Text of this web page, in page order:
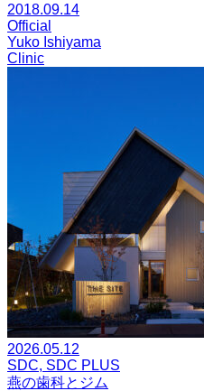
2018.09.14
Official
Yuko Ishiyama
Clinic
2026.05.12
SDC, SDC PLUS
燕の歯科とジム